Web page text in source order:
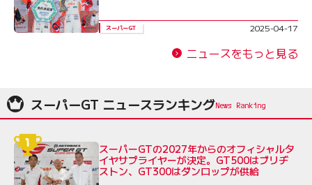
スーパーGT 2025-04-17
ニュースをもっと見る
スーパーGT ニュースランキング
スーパーGTの2027年からのオフィシャルタ
イヤサプライヤーが決定。GT500はブリヂ
ストン、GT300はダンロップが供給